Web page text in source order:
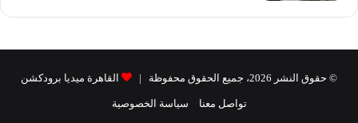
© حقوق النشر 2026، جميع الحقوق محفوظة | القاهرة ميديا برودكشن
تواصل معنا سياسة الخصوصية